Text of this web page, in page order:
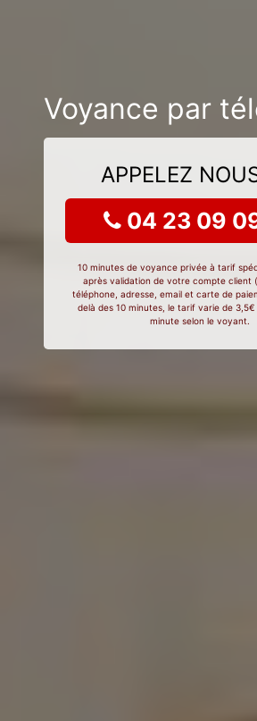
Voyance par
APPELEZ
04 23 09
10 minutes de voyance privée à tarif
après validation de votre compte client
téléphone, adresse, email et carte de
delà des 10 minutes, le tarif varie de
minute selon le voyant.